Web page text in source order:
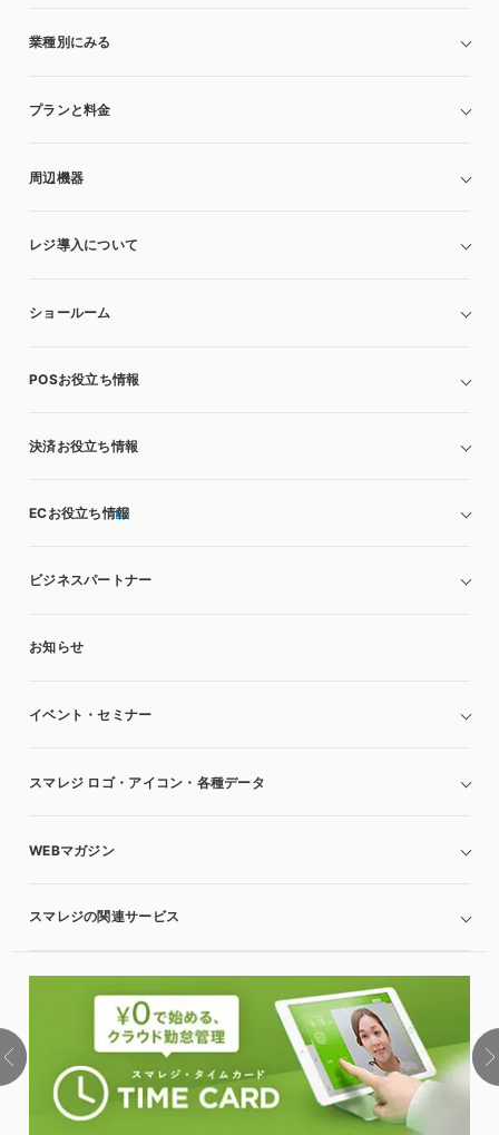
業種別にみる
プランと料金
周辺機器
レジ導入について
ショールーム
POSお役立ち情報
決済お役立ち情報
ECお役立ち情報
ビジネスパートナー
お知らせ
イベント・セミナー
スマレジ ロゴ・アイコン・各種データ
WEBマガジン
スマレジの関連サービス